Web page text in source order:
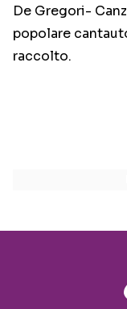
De Gregori-
popolare
raccolto.